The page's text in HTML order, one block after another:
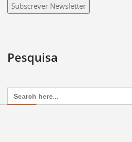
Subscrever Newsletter
Pesquisa
Search
for: